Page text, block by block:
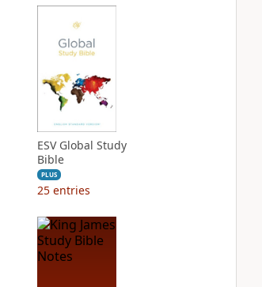
ESV Global Study
Bible
PLUS
25 entries